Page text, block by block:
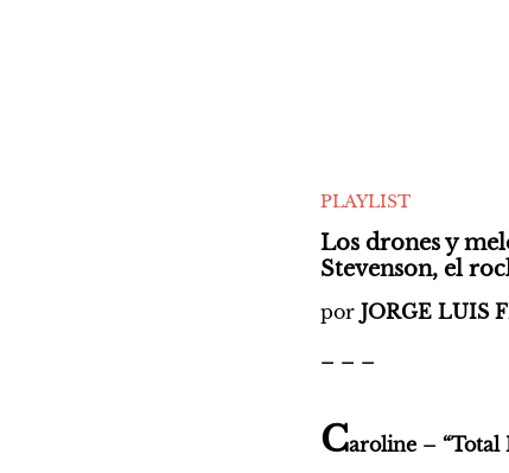
PLAYLIST
Los drones y
Stevenson, el
por JORGE LUIS
Caroline – “Total